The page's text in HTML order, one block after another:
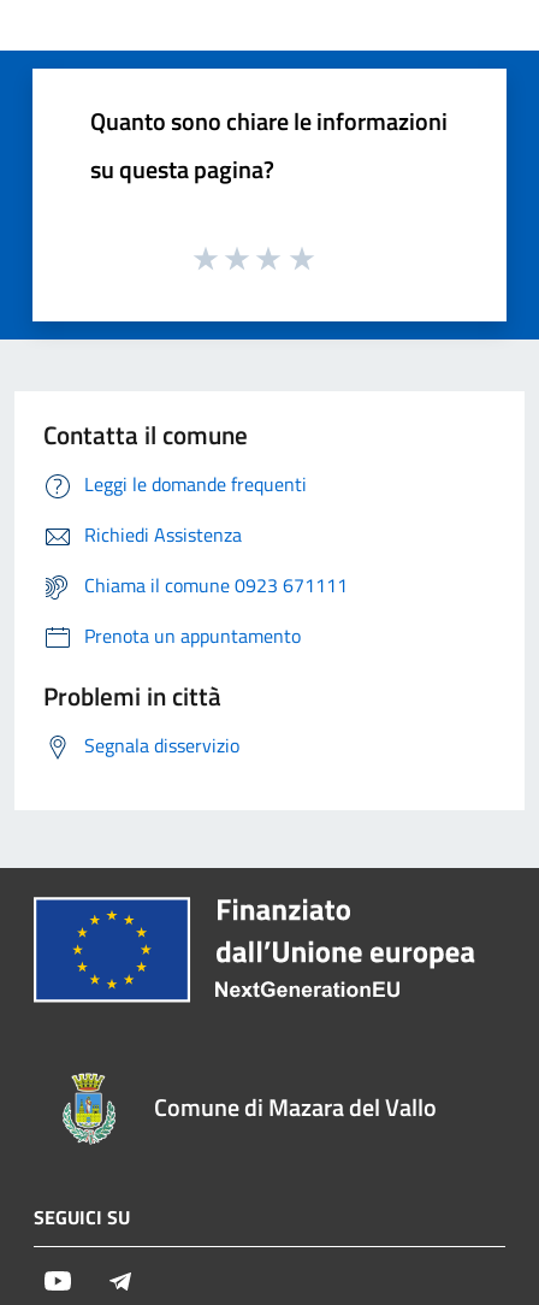
Quanto sono chiare le informazioni
su questa pagina?
Contatta il comune
Leggi le domande frequenti
Richiedi Assistenza
Chiama il comune 0923 671111
Prenota un appuntamento
Problemi in città
Segnala disservizio
Comune di Mazara del Vallo
SEGUICI SU
Youtube